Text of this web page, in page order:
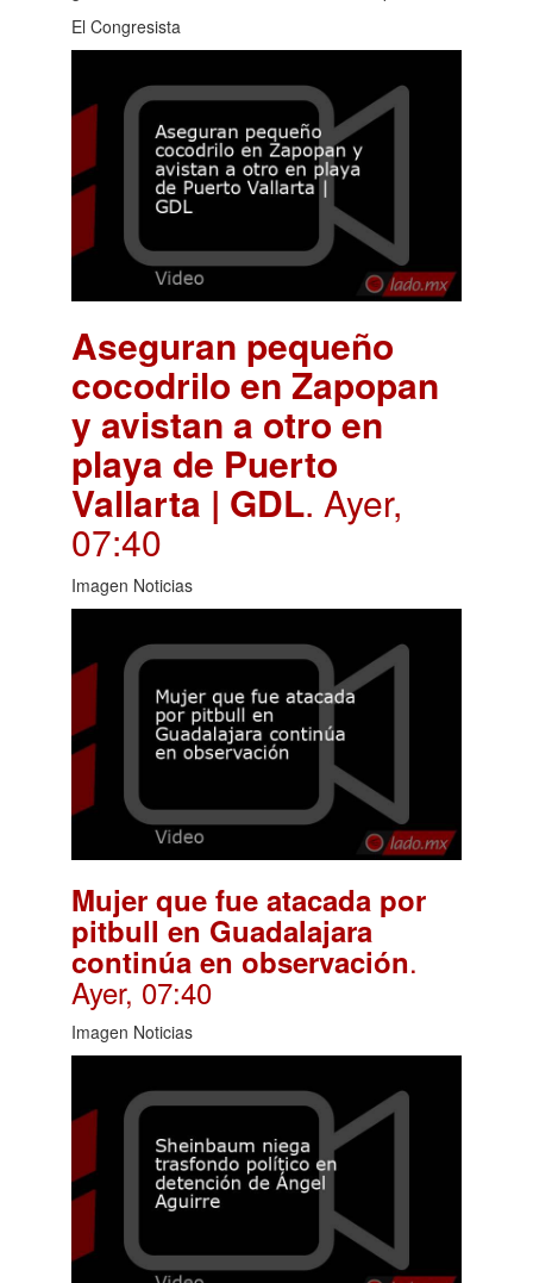
El Congresista
Aseguran pequeño
cocodrilo en Zapopan
y avistan a otro en
playa de Puerto
Vallarta | GDL. Ayer,
07:40
Imagen Noticias
Mujer que fue atacada por
pitbull en Guadalajara
continúa en observación.
Ayer, 07:40
Imagen Noticias